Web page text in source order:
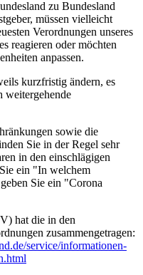
zu Bundesland
müssen vielleicht
Verordnungen unseres
reagieren oder möchten
anpassen.
kurzfristig ändern, es
weitergehende
sowie die
Sie in der Regel sehr
in den einschlägigen
ein "In welchem
Sie ein "Corona
hat die in den
zusammengetragen:
­service/­informationen-